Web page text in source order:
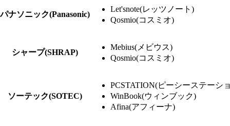
パナソニック(Panasonic)
Let'snote(レッツノート)
Qosmio(コスミオ)
シャープ(SHRAP)
Mebius(メビウス)
Qosmio(コスミオ)
ソーテック(SOTEC)
PCSTATION(ピーシーステーシ
WinBook(ウィンブック)
Afina(アフィーナ)